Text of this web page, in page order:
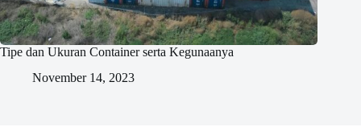
Tipe dan Ukuran Container serta Kegunaanya
November 14, 2023